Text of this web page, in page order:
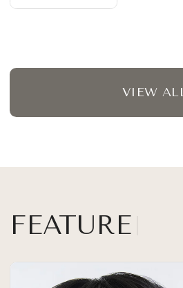
VIEW ALL
FEATURE